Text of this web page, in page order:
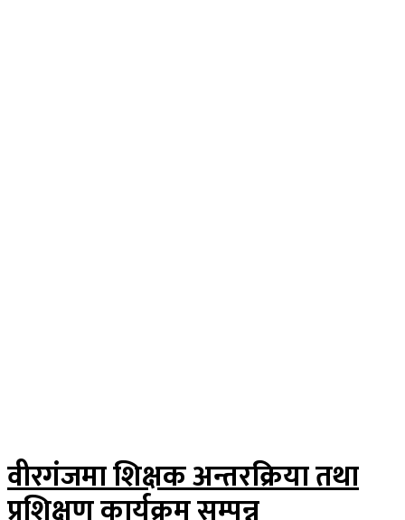
वीरगंजमा शिक्षक अन्तरक्रिया तथा